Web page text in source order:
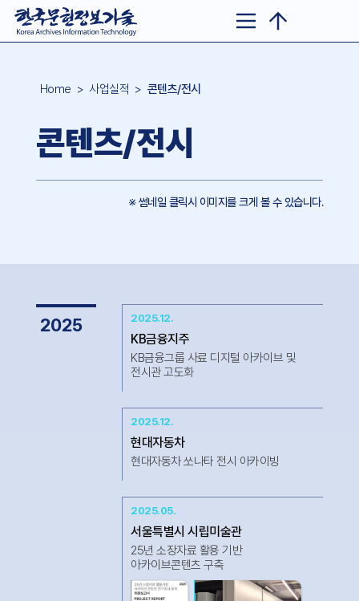
Home > 사업실적 > 콘텐츠/전시
콘텐츠/전시
※ 썸네일 클릭시 이미지를 크게 볼 수 있습니다.
2025 2025.12.
KB금융지주
KB금융그룹 사료 디지털 아카이브 및
전시관 고도화
2025.12.
현대자동차
현대자동차 쏘나타 전시 아카이빙
2025.05.
서울특별시 시립미술관
25년 소장자료 활용 기반
아카이브콘텐츠 구축